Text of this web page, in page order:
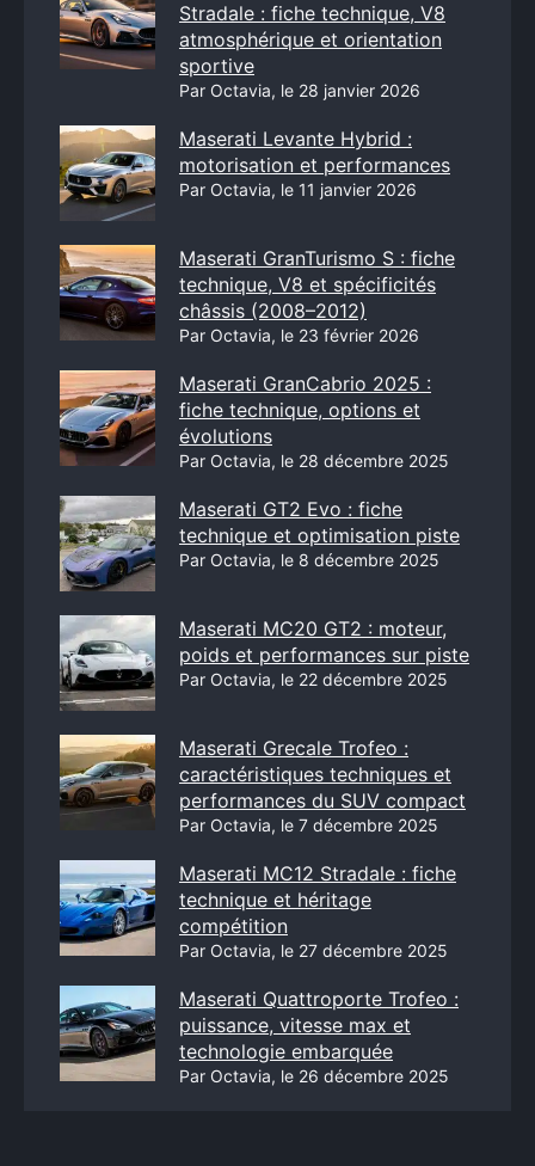
Stradale : fiche technique, V8
atmosphérique et orientation
sportive
Par Octavia, le 28 janvier 2026
Maserati Levante Hybrid :
motorisation et performances
Par Octavia, le 11 janvier 2026
Maserati GranTurismo S : fiche
technique, V8 et spécificités
châssis (2008–2012)
Par Octavia, le 23 février 2026
Maserati GranCabrio 2025 :
fiche technique, options et
évolutions
Par Octavia, le 28 décembre 2025
Maserati GT2 Evo : fiche
technique et optimisation piste
Par Octavia, le 8 décembre 2025
Maserati MC20 GT2 : moteur,
poids et performances sur piste
Par Octavia, le 22 décembre 2025
Maserati Grecale Trofeo :
caractéristiques techniques et
performances du SUV compact
Par Octavia, le 7 décembre 2025
Maserati MC12 Stradale : fiche
technique et héritage
compétition
Par Octavia, le 27 décembre 2025
Maserati Quattroporte Trofeo :
puissance, vitesse max et
technologie embarquée
Par Octavia, le 26 décembre 2025